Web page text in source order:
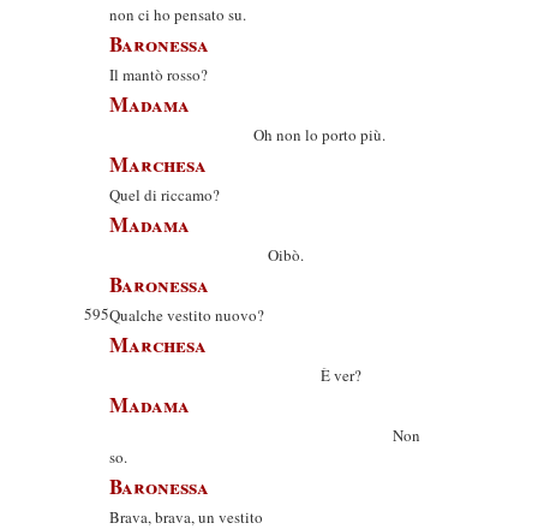
non ci ho pensato su.
Baronessa
Il mantò rosso?
Madama
Oh non lo porto più.
Marchesa
Quel di riccamo?
Madama
Oibò.
Baronessa
595Qualche vestito nuovo?
Marchesa
È ver?
Madama
Non
so.
Baronessa
Brava, brava, un vestito